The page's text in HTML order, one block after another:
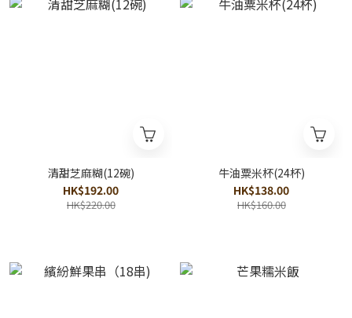
清甜芝麻糊(12碗)
HK$192.00
HK$220.00
牛油粟米杯(24杯)
HK$138.00
HK$160.00